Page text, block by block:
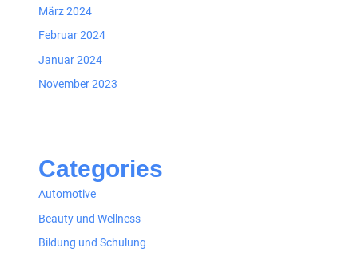
März 2024
Februar 2024
Januar 2024
November 2023
Categories
Automotive
Beauty und Wellness
Bildung und Schulung